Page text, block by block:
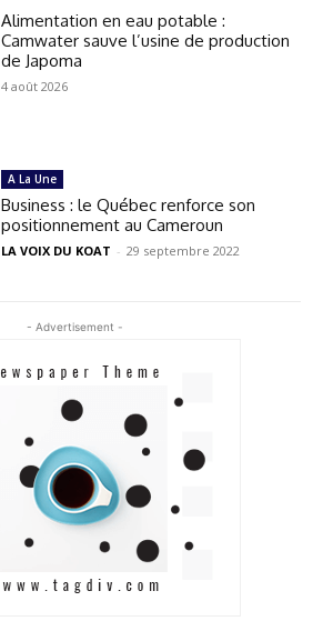
Alimentation en eau potable :
Camwater sauve l’usine de production
de Japoma
4 août 2026
A La Une
Business : le Québec renforce son
positionnement au Cameroun
LA VOIX DU KOAT - 29 septembre 2022
- Advertisement -